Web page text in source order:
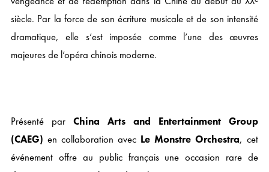
siècle. Par la force de son écriture musicale et de son intensité
dramatique, elle s’est imposée comme l’une des œuvres
majeures de l’opéra chinois moderne.
Présenté par China Arts and Entertainment Group
(CAEG) en collaboration avec Le Monstre Orchestra, cet
événement offre au public français une occasion rare de